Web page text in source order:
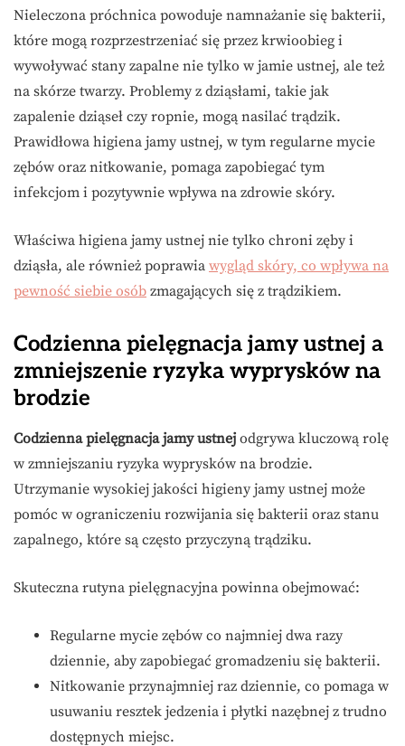
Nieleczona próchnica powoduje namnażanie się bakterii,
które mogą rozprzestrzeniać się przez krwioobieg i
wywoływać stany zapalne nie tylko w jamie ustnej, ale też
na skórze twarzy. Problemy z dziąsłami, takie jak
zapalenie dziąseł czy ropnie, mogą nasilać trądzik.
Prawidłowa higiena jamy ustnej, w tym regularne mycie
zębów oraz nitkowanie, pomaga zapobiegać tym
infekcjom i pozytywnie wpływa na zdrowie skóry.
Właściwa higiena jamy ustnej nie tylko chroni zęby i
dziąsła, ale również poprawia wygląd skóry, co wpływa na
pewność siebie osób zmagających się z trądzikiem.
Codzienna pielęgnacja jamy ustnej a
zmniejszenie ryzyka wyprysków na
brodzie
Codzienna pielęgnacja jamy ustnej odgrywa kluczową rolę
w zmniejszaniu ryzyka wyprysków na brodzie.
Utrzymanie wysokiej jakości higieny jamy ustnej może
pomóc w ograniczeniu rozwijania się bakterii oraz stanu
zapalnego, które są często przyczyną trądziku.
Skuteczna rutyna pielęgnacyjna powinna obejmować:
Regularne mycie zębów co najmniej dwa razy
dziennie, aby zapobiegać gromadzeniu się bakterii.
Nitkowanie przynajmniej raz dziennie, co pomaga w
usuwaniu resztek jedzenia i płytki nazębnej z trudno
dostępnych miejsc.